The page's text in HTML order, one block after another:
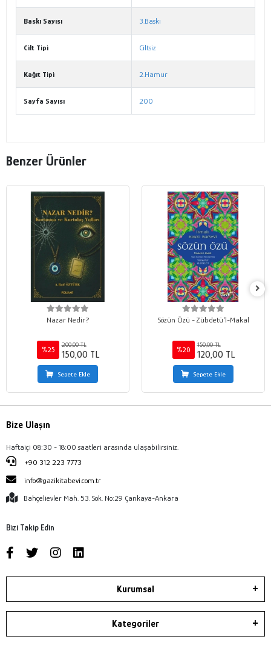
Baskı Sayısı 3.Baskı
Cilt Tipi Ciltsiz
Kağıt Tipi 2.Hamur
Sayfa Sayısı 200
Benzer Ürünler
Nazar Nedir?
%25
200,00 TL
150,00 TL
Sepete Ekle
Sözün Özü - Zübdetü'l-Makal
%20
150,00 TL
120,00 TL
Sepete Ekle
Bize Ulaşın
Haftaiçi 08:30 - 18:00 saatleri arasında ulaşabilirsiniz.
+90 312 223 7773
info@gazikitabevi.com.tr
Bahçelievler Mah. 53. Sok. No:29 Çankaya-Ankara
Bizi Takip Edin
Kurumsal
Kategoriler